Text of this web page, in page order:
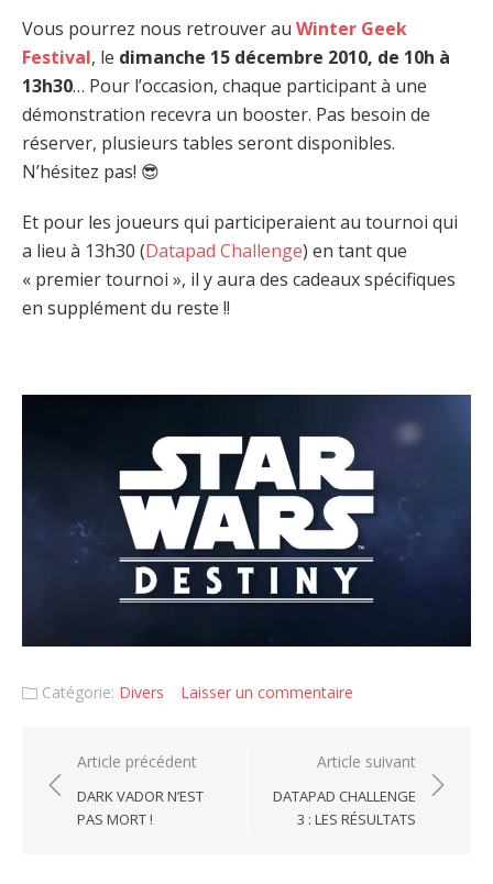
Vous pourrez nous retrouver au Winter Geek
Festival, le dimanche 15 décembre 2010, de 10h à
13h30… Pour l’occasion, chaque participant à une
démonstration recevra un booster. Pas besoin de
réserver, plusieurs tables seront disponibles.
N’hésitez pas! 😎
Et pour les joueurs qui participeraient au tournoi qui
a lieu à 13h30 (Datapad Challenge) en tant que
« premier tournoi », il y aura des cadeaux spécifiques
en supplément du reste !!
Catégorie: Divers Laisser un commentaire
Navigation
de
Article précédent
DARK VADOR N’EST
PAS MORT !
Article suivant
DATAPAD CHALLENGE
3 : LES RÉSULTATS